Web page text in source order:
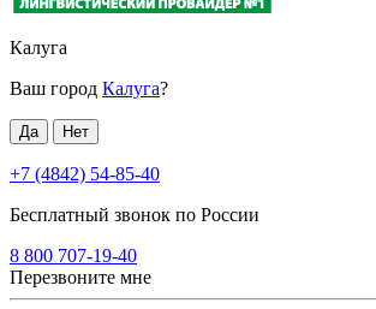
Калуга
Ваш город Калуга?
+7 (4842) 54-85-40
Бесплатный звонок по России
8 800 707-19-40
Перезвоните мне